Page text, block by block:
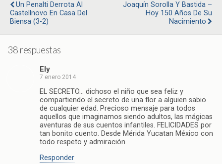
Un Penalti Derrota Al
Castellnovo En Casa Del
Biensa (3-2)
Joaquín Sorolla Y Bastida –
Hoy 150 Años De Su
Nacimiento
38 respuestas
Ely
7 enero 2014
EL SECRETO… dichoso el niño que sea feliz y
compartiendo el secreto de una flor a alguien sabio
de cualquier edad. Precioso mensaje para todos
aquellos que imaginamos siendo adultos, las mágicas
aventuras de sus cuentos infantiles. FELICIDADES por
tan bonito cuento. Desde Mérida Yucatan México con
todo respeto y admiración.
Responder